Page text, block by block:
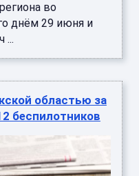
во
днём 29 июня и
...
областью за
беспилотников